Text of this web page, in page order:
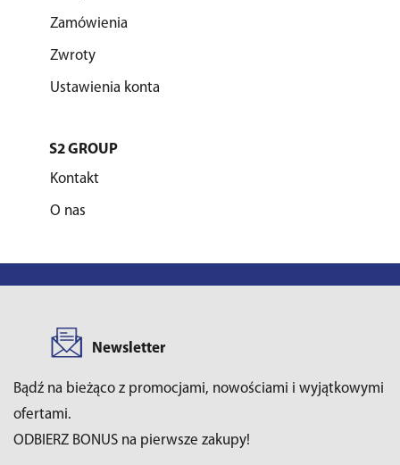
Zamówienia
Zwroty
Ustawienia konta
S2 GROUP
Kontakt
O nas
Newsletter
Bądź na bieżąco z promocjami, nowościami i wyjątkowymi
ofertami.
ODBIERZ BONUS na pierwsze zakupy!